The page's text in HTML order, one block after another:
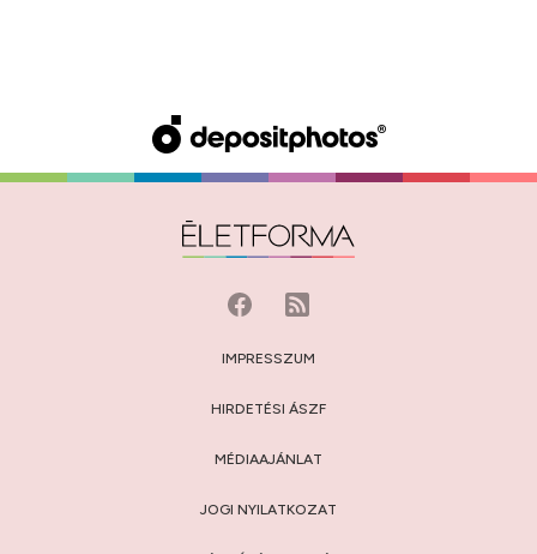
IMPRESSZUM
HIRDETÉSI ÁSZF
MÉDIAAJÁNLAT
JOGI NYILATKOZAT